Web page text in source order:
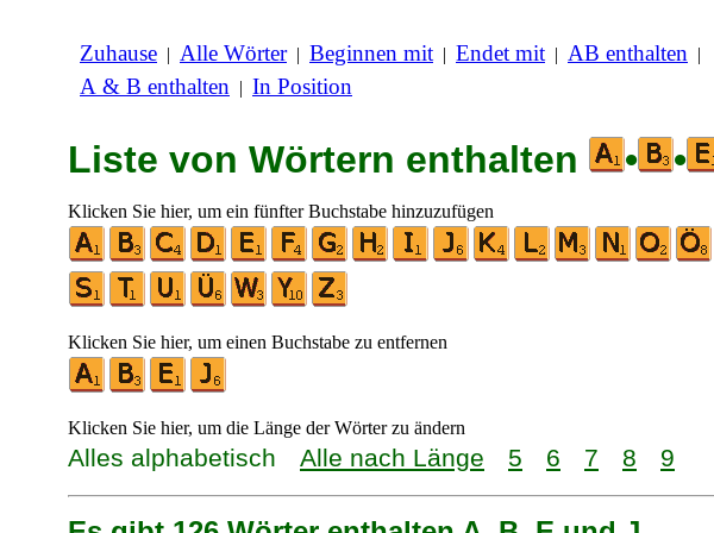
Zuhause | Alle Wörter| Beginnen mit | Endet mit | AB enthalten |
A & B enthalten | In Position
Liste von Wörtern enthalten • •
Klicken Sie hier, um ein fünfter Buchstabe hinzuzufügen
Klicken Sie hier, um einen Buchstabe zu entfernen
Klicken Sie hier, um die Länge der Wörter zu ändern
Alles alphabetisch Alle nach Länge 5 6 7 8 9